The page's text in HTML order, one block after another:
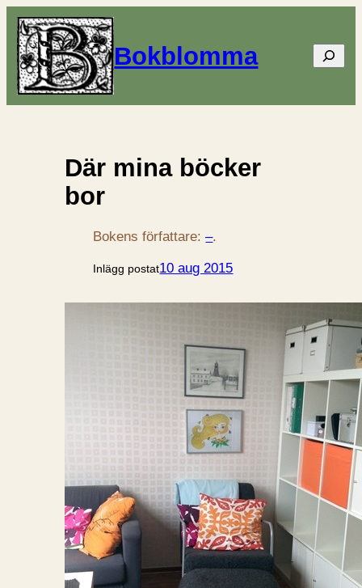
Bokblomma Sök
Där mina böcker
bor
Bokens författare:–.
Inlägg postat10 aug 2015